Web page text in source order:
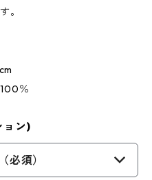
。
％
ョン)
必須）